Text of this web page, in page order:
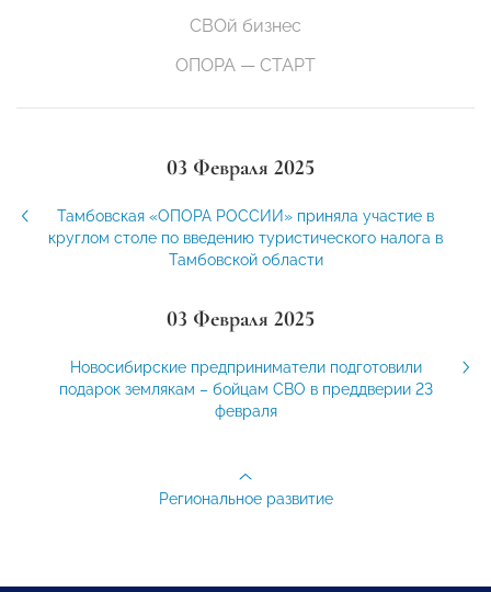
СВОй бизнес
ОПОРА — СТАРТ
03 Февраля 2025
Тамбовская «ОПОРА РОССИИ» приняла участие в
круглом столе по введению туристического налога в
Тамбовской области
03 Февраля 2025
Новосибирские предприниматели подготовили
подарок землякам – бойцам СВО в преддверии 23
февраля
Региональное развитие